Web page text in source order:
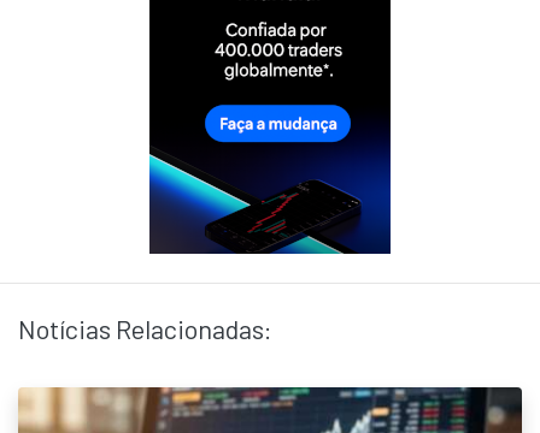
Notícias Relacionadas: